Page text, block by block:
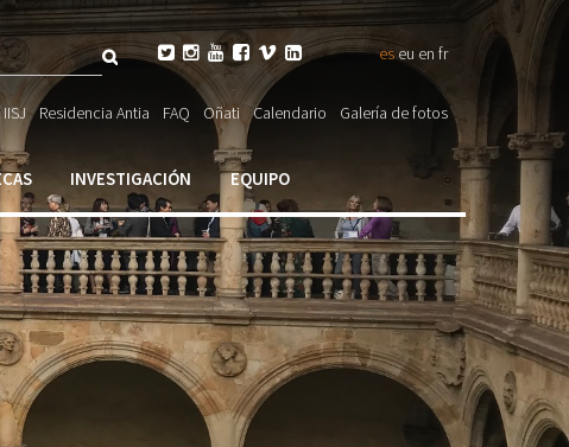
Buscar
       es eu en fr
Residencia Antia FAQ Oñati Calendario Galería de fotos
INVESTIGACIÓN EQUIPO